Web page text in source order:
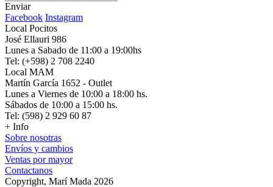
Enviar
Facebook Instagram
Local Pocitos
José Ellauri 986
Lunes a Sabado de 11:00 a 19:00hs
Tel: (+598) 2 708 2240
Local MAM
Martín García 1652 - Outlet
Lunes a Viernes de 10:00 a 18:00 hs.
Sábados de 10:00 a 15:00 hs.
Tel: (598) 2 929 60 87
+ Info
Sobre nosotras
Envíos y cambios
Ventas por mayor
Contactanos
Copyright, Marí Mada 2026